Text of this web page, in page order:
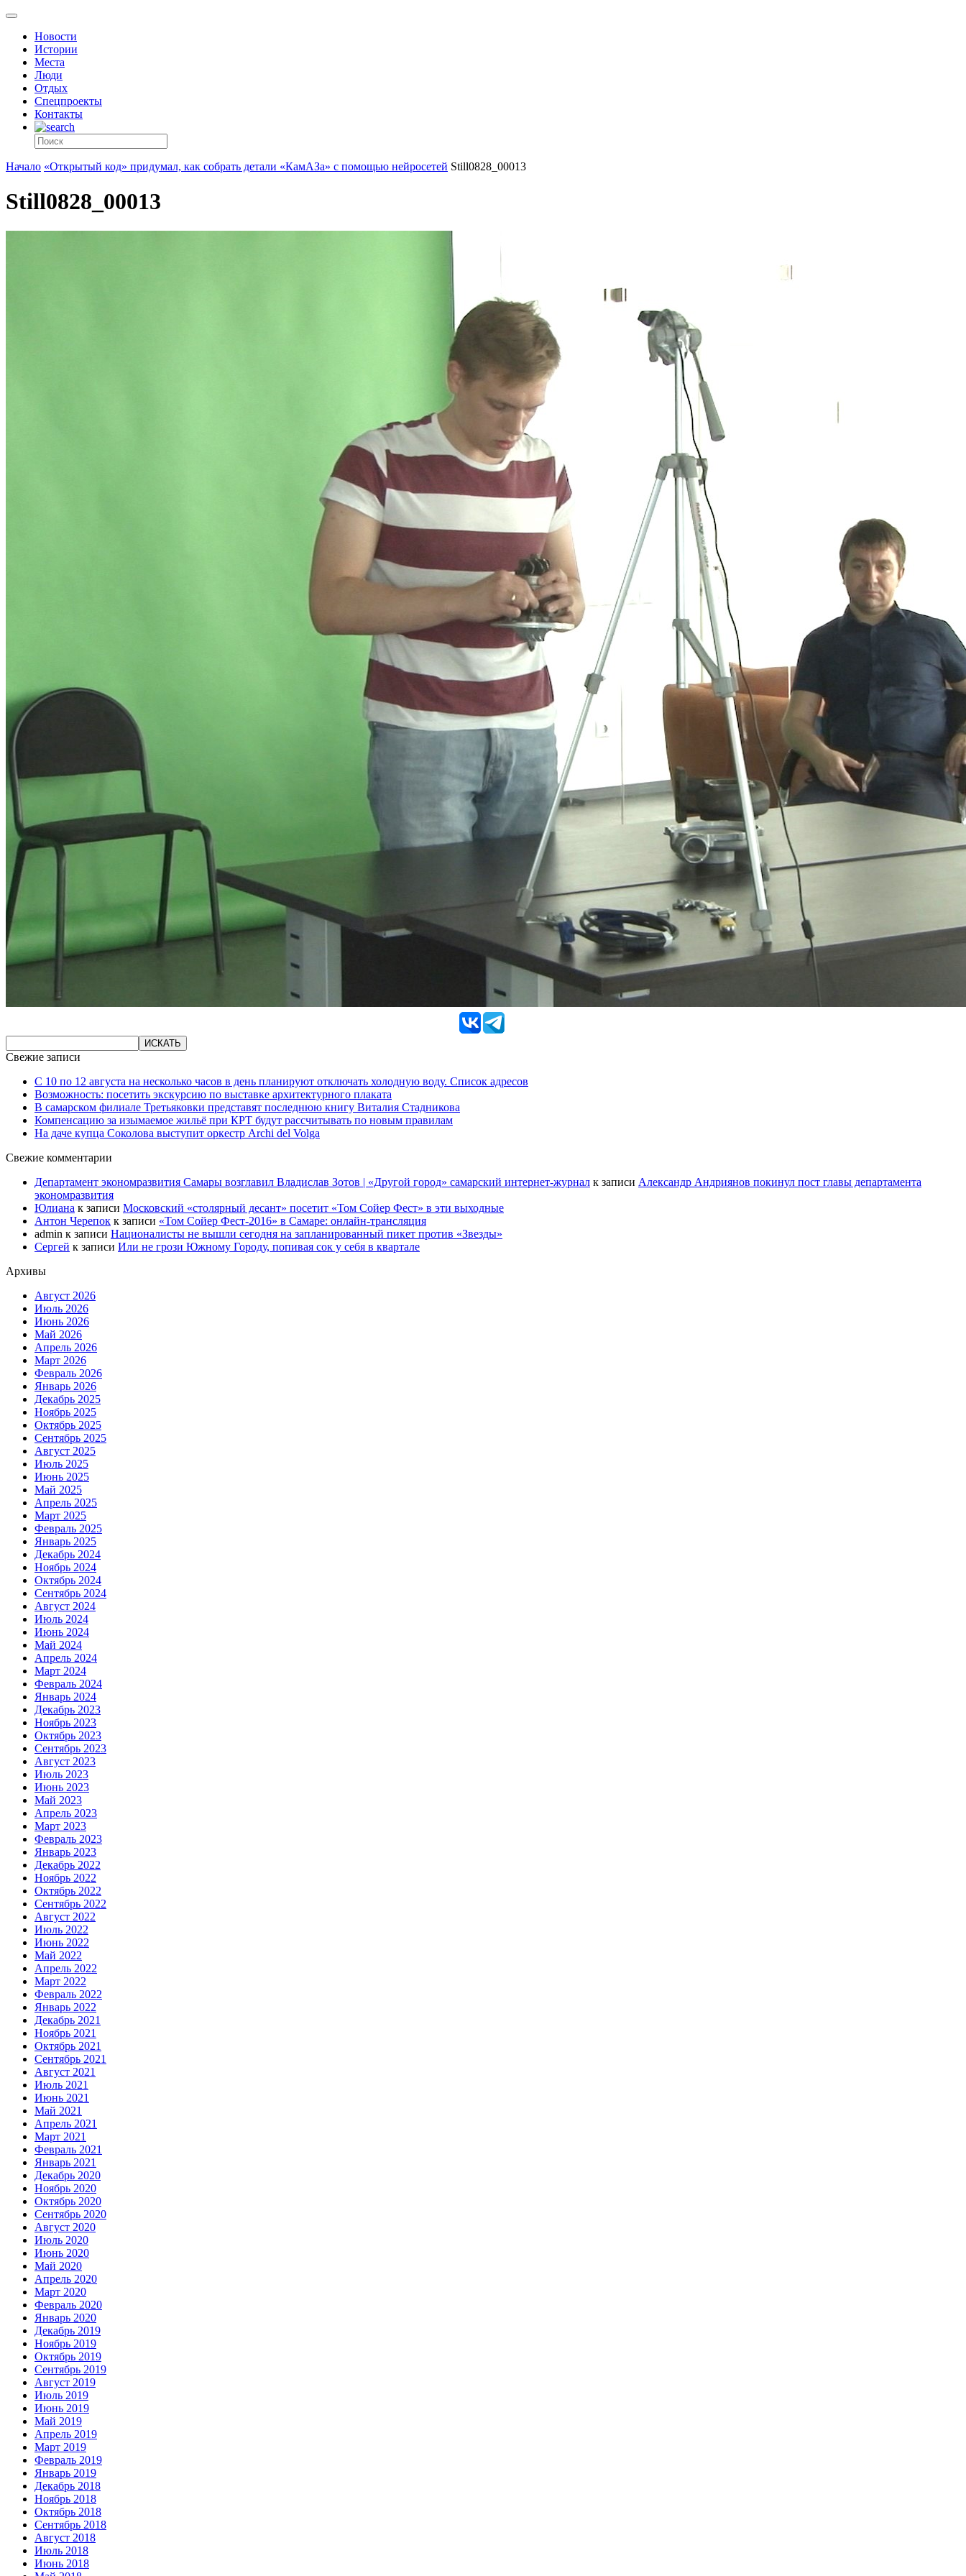
Новости
Истории
Места
Люди
Отдых
Спецпроекты
Контакты
Начало «Открытый код» придумал, как собрать детали «КамАЗа» с помощью нейросетей Still0828_00013
Still0828_00013
Свежие записи
С 10 по 12 августа на несколько часов в день планируют отключать холодную воду. Список адресов
Возможность: посетить экскурсию по выставке архитектурного плаката
В самарском филиале Третьяковки представят последнюю книгу Виталия Стадникова
Компенсацию за изымаемое жильё при КРТ будут рассчитывать по новым правилам
На даче купца Соколова выступит оркестр Archi del Volga
Свежие комментарии
Департамент экономразвития Самары возглавил Владислав Зотов | «Другой город» самарский интернет-журнал к записи Александр Андриянов покинул пост главы департамента
экономразвития
Юлиана к записи Московский «столярный десант» посетит «Том Сойер Фест» в эти выходные
Антон Черепок к записи «Том Сойер Фест-2016» в Самаре: онлайн-трансляция
admin к записи Националисты не вышли сегодня на запланированный пикет против «Звезды»
Сергей к записи Или не грози Южному Городу, попивая сок у себя в квартале
Архивы
Август 2026
Июль 2026
Июнь 2026
Май 2026
Апрель 2026
Март 2026
Февраль 2026
Январь 2026
Декабрь 2025
Ноябрь 2025
Октябрь 2025
Сентябрь 2025
Август 2025
Июль 2025
Июнь 2025
Май 2025
Апрель 2025
Март 2025
Февраль 2025
Январь 2025
Декабрь 2024
Ноябрь 2024
Октябрь 2024
Сентябрь 2024
Август 2024
Июль 2024
Июнь 2024
Май 2024
Апрель 2024
Март 2024
Февраль 2024
Январь 2024
Декабрь 2023
Ноябрь 2023
Октябрь 2023
Сентябрь 2023
Август 2023
Июль 2023
Июнь 2023
Май 2023
Апрель 2023
Март 2023
Февраль 2023
Январь 2023
Декабрь 2022
Ноябрь 2022
Октябрь 2022
Сентябрь 2022
Август 2022
Июль 2022
Июнь 2022
Май 2022
Апрель 2022
Март 2022
Февраль 2022
Январь 2022
Декабрь 2021
Ноябрь 2021
Октябрь 2021
Сентябрь 2021
Август 2021
Июль 2021
Июнь 2021
Май 2021
Апрель 2021
Март 2021
Февраль 2021
Январь 2021
Декабрь 2020
Ноябрь 2020
Октябрь 2020
Сентябрь 2020
Август 2020
Июль 2020
Июнь 2020
Май 2020
Апрель 2020
Март 2020
Февраль 2020
Январь 2020
Декабрь 2019
Ноябрь 2019
Октябрь 2019
Сентябрь 2019
Август 2019
Июль 2019
Июнь 2019
Май 2019
Апрель 2019
Март 2019
Февраль 2019
Январь 2019
Декабрь 2018
Ноябрь 2018
Октябрь 2018
Сентябрь 2018
Август 2018
Июль 2018
Июнь 2018